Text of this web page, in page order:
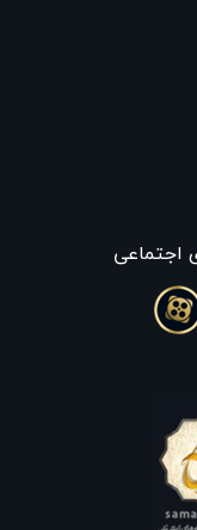
اجتماعی